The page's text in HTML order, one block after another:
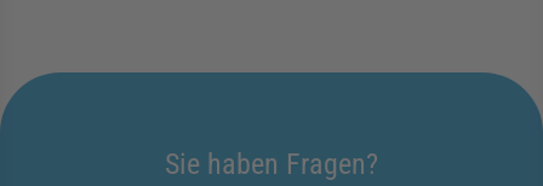
Sie haben Fragen?